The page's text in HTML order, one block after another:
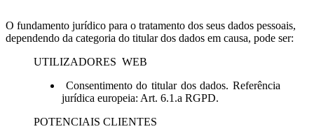
O fundamento jurídico para o tratamento dos seus dados pessoais,
dependendo da categoria do titular dos dados em causa, pode ser:
UTILIZADORES WEB
Consentimento do titular dos dados. Referência
jurídica europeia: Art. 6.1.a RGPD.
POTENCIAIS CLIENTES